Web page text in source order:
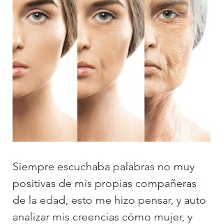
Siempre escuchaba palabras no muy
positivas de mis propias compañeras
de la edad, esto me hizo pensar, y auto
analizar mis creencias cómo mujer, y